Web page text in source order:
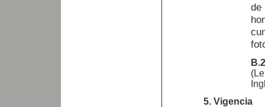
5. Vigencia